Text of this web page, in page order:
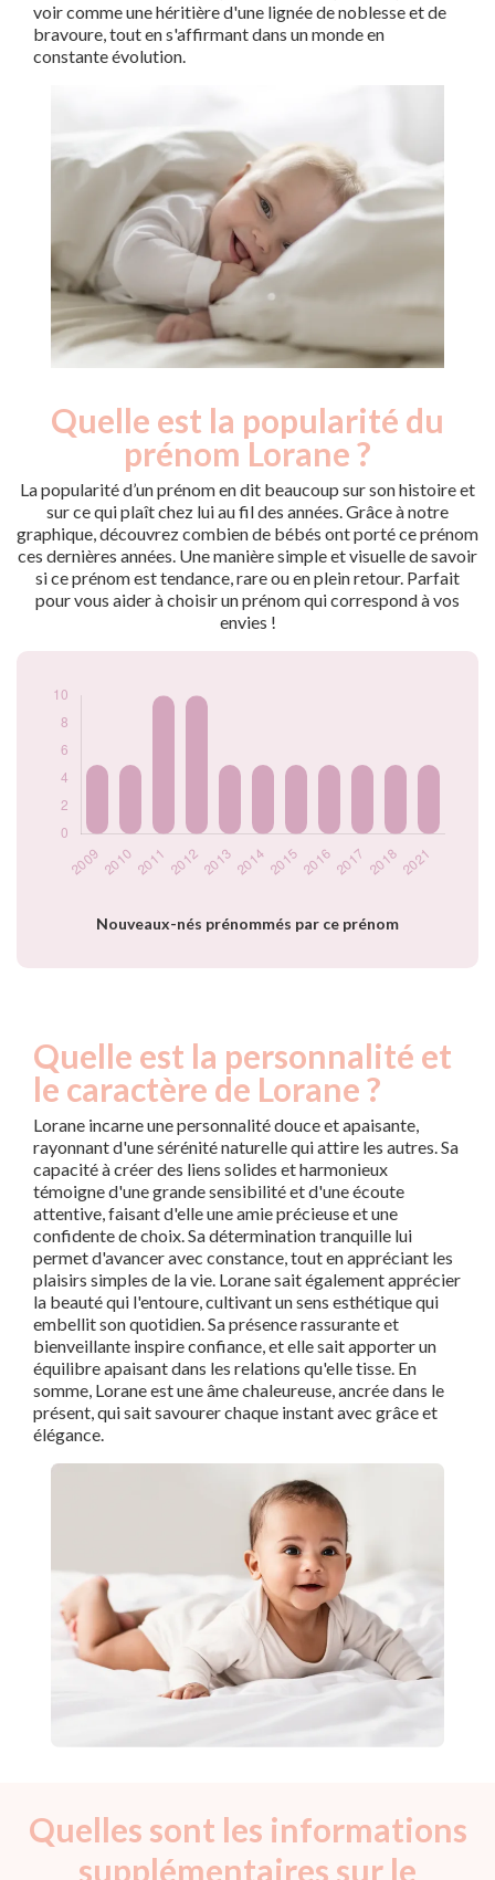
voir comme une héritière d'une lignée de noblesse et de
bravoure, tout en s'affirmant dans un monde en
constante évolution.
Quelle est la popularité du
prénom Lorane ?
La popularité d’un prénom en dit beaucoup sur son histoire et
sur ce qui plaît chez lui au fil des années. Grâce à notre
graphique, découvrez combien de bébés ont porté ce prénom
ces dernières années. Une manière simple et visuelle de savoir
si ce prénom est tendance, rare ou en plein retour. Parfait
pour vous aider à choisir un prénom qui correspond à vos
envies !
Nouveaux-nés prénommés par ce prénom
Popularité du
prénom Lorane par
Année
Nouveaux-
nés
2010
5
2011
10
2012
10
2013
5
2014
5
2015
5
2021
Quelle est la personnalité et
le caractère de Lorane ?
Lorane incarne une personnalité douce et apaisante,
rayonnant d'une sérénité naturelle qui attire les autres. Sa
capacité à créer des liens solides et harmonieux
témoigne d'une grande sensibilité et d'une écoute
attentive, faisant d'elle une amie précieuse et une
confidente de choix. Sa détermination tranquille lui
permet d'avancer avec constance, tout en appréciant les
plaisirs simples de la vie. Lorane sait également apprécier
la beauté qui l'entoure, cultivant un sens esthétique qui
embellit son quotidien. Sa présence rassurante et
bienveillante inspire confiance, et elle sait apporter un
équilibre apaisant dans les relations qu'elle tisse. En
somme, Lorane est une âme chaleureuse, ancrée dans le
présent, qui sait savourer chaque instant avec grâce et
élégance.
Quelles sont les informations
supplémentaires sur le